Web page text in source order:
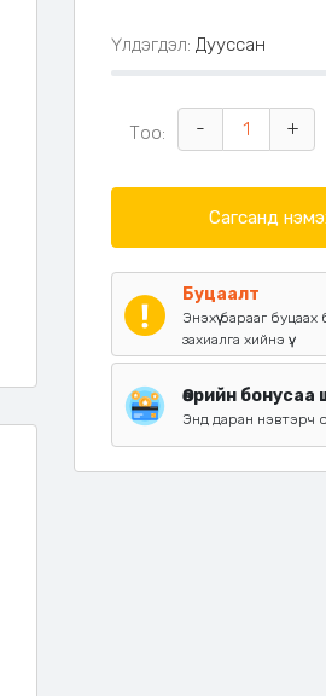
Үлдэгдэл: Дууссан
Тоо: - +
Сагсанд
Буцаалт
Энэхүү барааг
захиалга хийнэ үү.
Өөрийн бонусаа
Энд даран нэвтэрч